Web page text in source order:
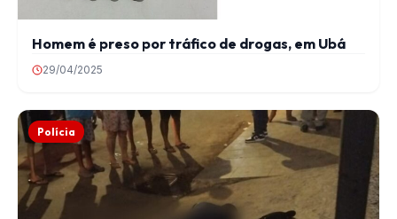
Homem é preso por tráfico de drogas, em Ubá
29/04/2025
Polícia